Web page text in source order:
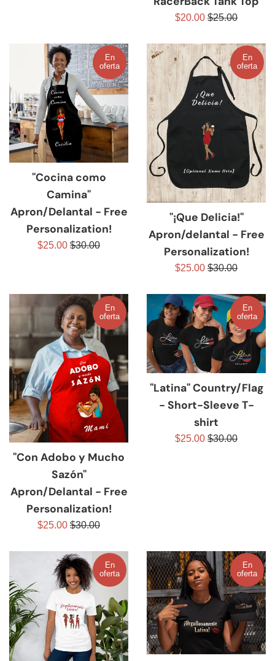
Precio
venta
$20.00 Precio
$25.00
"Cocina como
Camina"
Apron/Delantal - Free
Personalization!
Precio
$25.00 Precio
$30.00
En
oferta
"¡Que Delicia!"
Apron/delantal - Free
Personalization!
Precio
venta
$25.00 Precio
$30.00
En
oferta
"Con Adobo y Mucho
Sazón"
Apron/Delantal - Free
Personalization!
Precio
venta
$25.00 Precio
$30.00
En
oferta
"Latina" Country/Flag
- Short-Sleeve T-
shirt
Precio
$25.00 Precio
$30.00
En
oferta
En
oferta
En
oferta